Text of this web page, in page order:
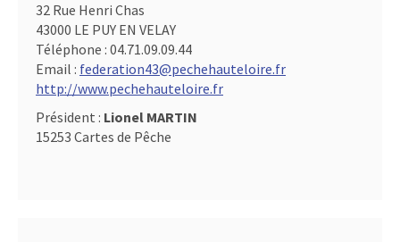
32 Rue Henri Chas
43000 LE PUY EN VELAY
Téléphone : 04.71.09.09.44
Email : federation43@pechehauteloire.fr
http://www.pechehauteloire.fr
Président : Lionel MARTIN
15253 Cartes de Pêche